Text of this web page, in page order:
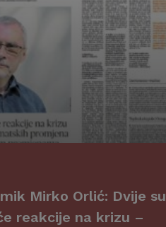
Mirko Orlić: Dvije su
reakcije na krizu –